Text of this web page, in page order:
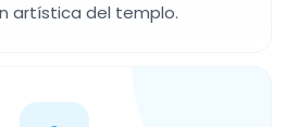
artística del templo.